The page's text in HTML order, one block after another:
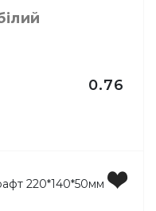
170х170
0.76